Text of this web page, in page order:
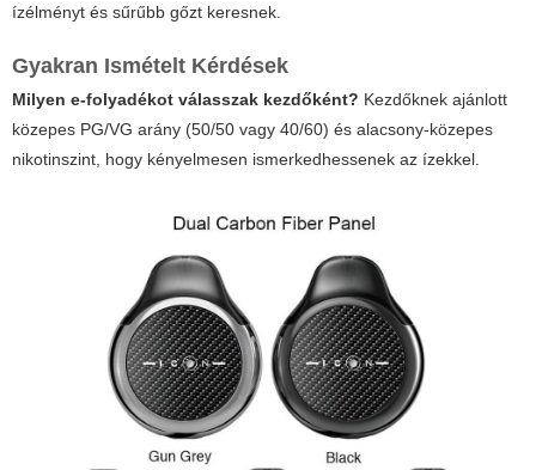
ízélményt és sűrűbb gőzt keresnek.
Gyakran Ismételt Kérdések
Milyen e-folyadékot válasszak kezdőként? Kezdőknek ajánlott
közepes PG/VG arány (50/50 vagy 40/60) és alacsony-közepes
nikotinszint, hogy kényelmesen ismerkedhessenek az ízekkel.